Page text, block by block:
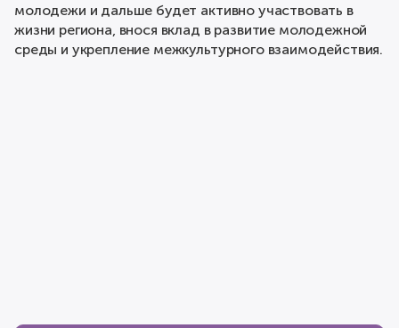
молодежи и дальше будет активно участвовать в
жизни региона, внося вклад в развитие молодежной
среды и укрепление межкультурного взаимодействия.